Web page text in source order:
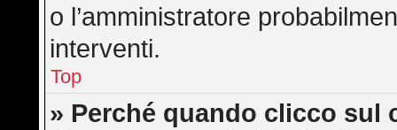
o l’amministratore
interventi.
Top
» Perché quando clicco sul